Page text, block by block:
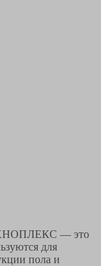
— это
для
пола и